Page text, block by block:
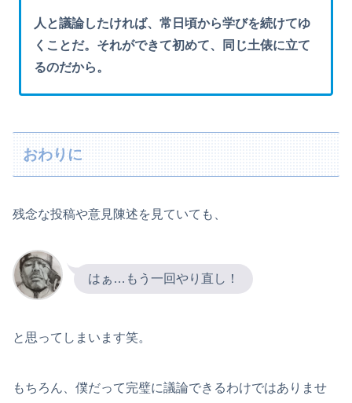
人と議論したければ、常日頃から学びを続けてゆ
くことだ。それができて初めて、同じ土俵に立て
るのだから。
おわりに
残念な投稿や意見陳述を見ていても、
はぁ…もう一回やり直し！
と思ってしまいます笑。
もちろん、僕だって完璧に議論できるわけではありませ